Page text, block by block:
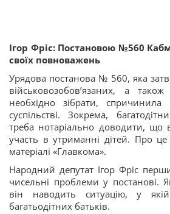
Ігор Фріс: Постановою №560
своїх повноважень
Урядова постанова № 560, яка
військовозобов’язаних, а
необхідно зібрати,
суспільстві. Зокрема,
треба нотаріально доводити, що
участь в утриманні дітей. Про це
матеріалі «Главкома».
Народний депутат Ігор Фріс
чисельні проблеми у постанові.
він наводить ситуацію, у
багатьодітних батьків.